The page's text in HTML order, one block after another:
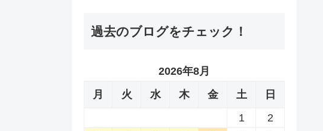
過去のブログをチェック！
2026年8月
月
火 水 木 金 土
日
1
2